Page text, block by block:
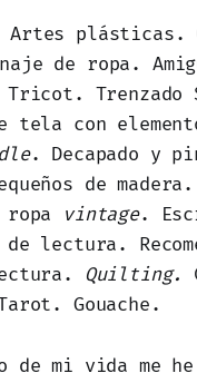
plásticas.
de ropa.
Tricot. Trenzado
tela con
. Decapado y
de
vintage.
de lectura.
Quilting.
Gouache.
de mi vida me